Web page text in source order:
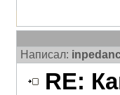
Написал:
RE: